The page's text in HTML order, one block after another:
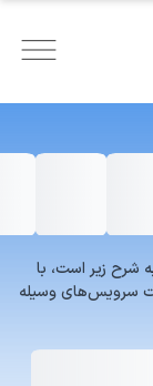
شما به شرح زیر است، با
سرویس‌های وسیله